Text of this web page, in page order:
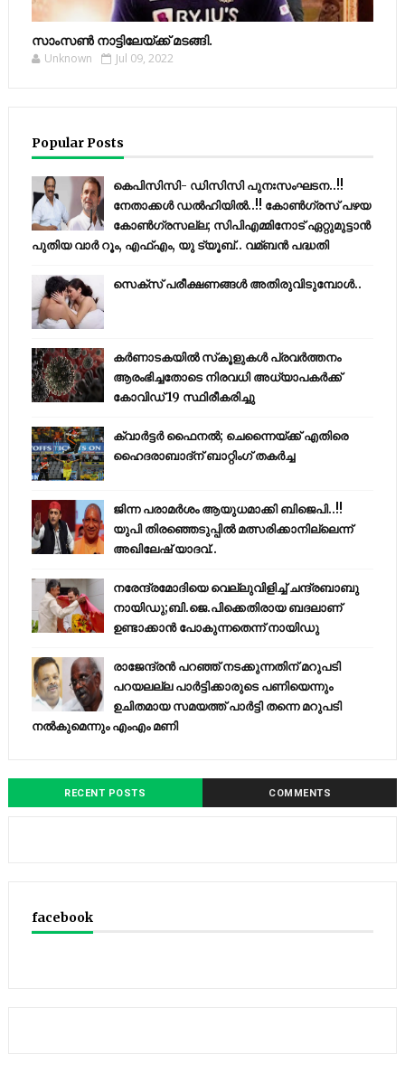
സാംസണ്‍ നാട്ടിലേയ്‌ക്ക് മടങ്ങി.
Unknown Jul 09, 2022
Popular Posts
കെപിസിസി- ഡിസിസി പുനഃസംഘടന..!!
നേതാക്കൾ ഡൽഹിയിൽ..!! കോണ്‍ഗ്രസ് പഴയ
കോണ്‍ഗ്രസല്ല; സിപിഎമ്മിനോട് ഏറ്റുമുട്ടാന്‍
പുതിയ വാര്‍ റൂം, എഫ്‌എം, യു ട്യൂബ്.. വമ്ബന്‍ പദ്ധതി
സെക്സ് പരീക്ഷണങ്ങൾ അതിരുവിടുമ്പോൾ..
കര്‍ണാടകയില്‍ സ്‌കൂളുകള്‍ പ്രവര്‍ത്തനം
ആരംഭിച്ചതോടെ നിരവധി അധ്യാപകര്‍ക്ക്
കോവിഡ് 19 സ്ഥിരീകരിച്ചു
ക്വാർട്ടർ ഫൈനൽ; ചെന്നൈയ്ക്ക് എതിരെ
ഹൈദരാബാദ്ന് ബാറ്റിംഗ് തകർച്ച
ജിന്ന പരാമര്‍ശം ആയുധമാക്കി ബിജെപി..!!
യുപി തിരഞ്ഞെടുപ്പില്‍ മത്സരിക്കാനില്ലെന്ന്
അഖിലേഷ് യാദവ്..
നരേന്ദ്രമോദിയെ വെല്ലുവിളിച്ച് ചന്ദ്രബാബു
നായിഡു;ബി.ജെ.പിക്കെതിരായ ബദലാണ്
ഉണ്ടാക്കാന്‍ പോകുന്നതെന്ന് നായിഡു
രാജേന്ദ്രന്‍ പറഞ്ഞ് നടക്കുന്നതിന് മറുപടി
പറയലല്ല പാര്‍ട്ടിക്കാരുടെ പണിയെന്നും
ഉചിതമായ സമയത്ത് പാര്‍ട്ടി തന്നെ മറുപടി
നല്‍കുമെന്നും എംഎം മണി
RECENT POSTS COMMENTS
facebook